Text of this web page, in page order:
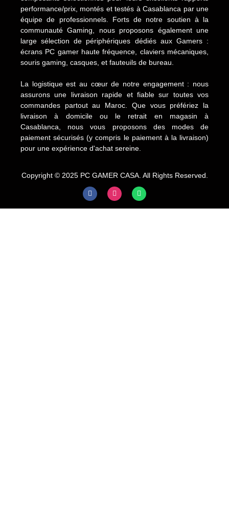
performance/prix, montés et testés à Casablanca par une
équipe de professionnels. Forts de notre soutien à la
communauté Gaming, nous proposons également une
large sélection de périphériques dédiés aux Gamers :
écrans PC gamer haute fréquence, claviers mécaniques,
souris gaming, casques, et fauteuils de bureau.
La logistique est au cœur de notre engagement : nous
assurons une livraison rapide et fiable sur toutes vos
commandes partout au Maroc. Que vous préfériez la
livraison à domicile ou le retrait en magasin à
Casablanca, nous vous proposons des modes de
paiement sécurisés (y compris le paiement à la livraison)
pour une expérience d'achat sereine.
Copyright © 2025 PC GAMER CASA. All Rights Reserved.